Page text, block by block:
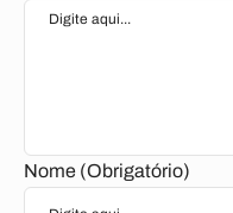
Nome (Obrigatório)